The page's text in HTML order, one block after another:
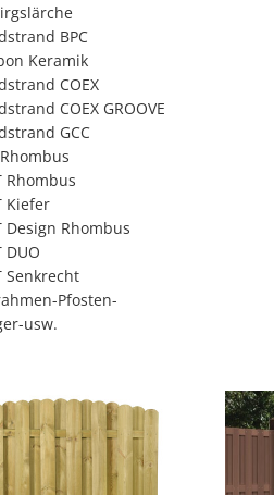
BPC
Keramik
COEX
COEX GROOVE
GCC
Rhombus
Kiefer
Design Rhombus
DUO
Senkrecht
Pfosten-
usw.